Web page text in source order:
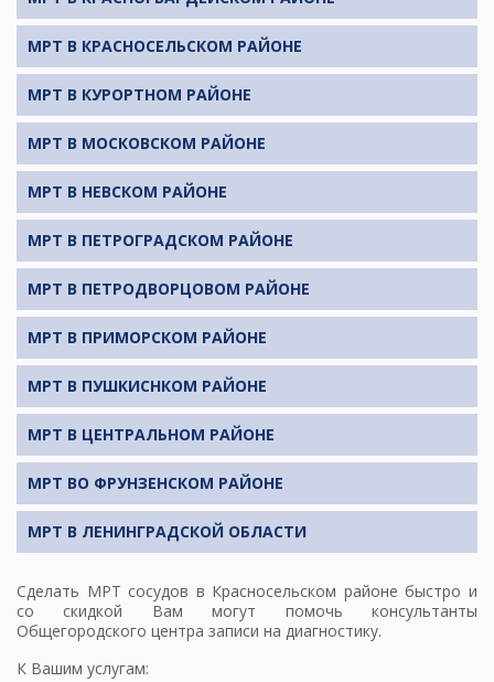
МРТ В КРАСНОСЕЛЬСКОМ РАЙОНЕ
МРТ В КУРОРТНОМ РАЙОНЕ
МРТ В МОСКОВСКОМ РАЙОНЕ
МРТ В НЕВСКОМ РАЙОНЕ
МРТ В ПЕТРОГРАДСКОМ РАЙОНЕ
МРТ В ПЕТРОДВОРЦОВОМ РАЙОНЕ
МРТ В ПРИМОРСКОМ РАЙОНЕ
МРТ В ПУШКИСНКОМ РАЙОНЕ
МРТ В ЦЕНТРАЛЬНОМ РАЙОНЕ
МРТ ВО ФРУНЗЕНСКОМ РАЙОНЕ
МРТ В ЛЕНИНГРАДСКОЙ ОБЛАСТИ
Сделать МРТ сосудов в Красносельском районе быстро и
со скидкой Вам могут помочь консультанты
Общегородского центра записи на диагностику.
К Вашим услугам: